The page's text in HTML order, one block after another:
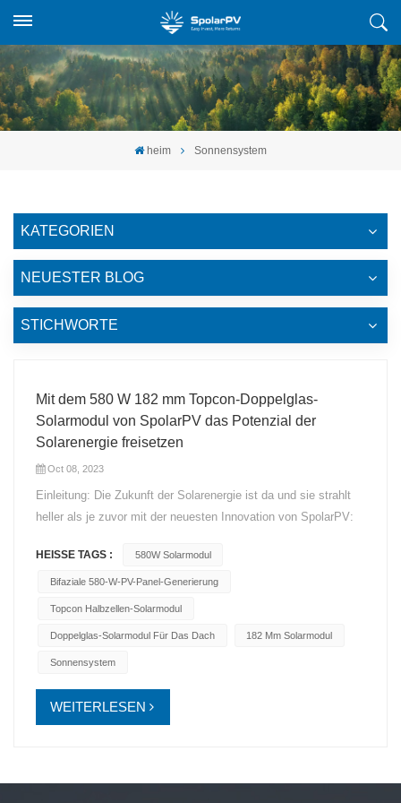
heim Sonnensystem
KATEGORIEN
NEUESTER BLOG
STICHWORTE
Mit dem 580 W 182 mm Topcon-Doppelglas-
Solarmodul von SpolarPV das Potenzial der
Solarenergie freisetzen
Oct 08, 2023
Einleitung: Die Zukunft der Solarenergie ist da und sie strahlt
heller als je zuvor mit der neuesten Innovation von SpolarPV:
Zeitalter der erneuerbaren Energien ist SpolarPV weiterhin
führend mit Spitzentechnologie, die Leistung und Nachhaltigkeit
in der Solarindustrie neu definiert. Beispiellose
Effizienz und fortschrittlicher Topcon-Technologie erreicht es
ein beispielloses Niveau der Energieproduktion. Dieses Modul
stellt den Gipfel der Solarleistung dar und ist daher die ideale
HEISSE TAGS : 580W Solarmodul
Bifaziale 580-W-PV-Panel-Generierung
Topcon Halbzellen-Solarmodul
Doppelglas-Solarmodul Für Das Dach 182 Mm Solarmodul
Sonnensystem
WEITERLESEN